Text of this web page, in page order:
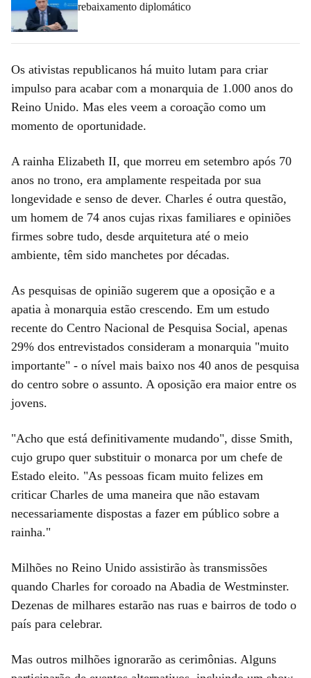
rebaixamento diplomático
Os ativistas republicanos há muito lutam para criar
impulso para acabar com a monarquia de 1.000 anos do
Reino Unido. Mas eles veem a coroação como um
momento de oportunidade.
A rainha Elizabeth II, que morreu em setembro após 70
anos no trono, era amplamente respeitada por sua
longevidade e senso de dever. Charles é outra questão,
um homem de 74 anos cujas rixas familiares e opiniões
firmes sobre tudo, desde arquitetura até o meio
ambiente, têm sido manchetes por décadas.
As pesquisas de opinião sugerem que a oposição e a
apatia à monarquia estão crescendo. Em um estudo
recente do Centro Nacional de Pesquisa Social, apenas
29% dos entrevistados consideram a monarquia "muito
importante" - o nível mais baixo nos 40 anos de pesquisa
do centro sobre o assunto. A oposição era maior entre os
jovens.
"Acho que está definitivamente mudando", disse Smith,
cujo grupo quer substituir o monarca por um chefe de
Estado eleito. "As pessoas ficam muito felizes em
criticar Charles de uma maneira que não estavam
necessariamente dispostas a fazer em público sobre a
rainha."
Milhões no Reino Unido assistirão às transmissões
quando Charles for coroado na Abadia de Westminster.
Dezenas de milhares estarão nas ruas e bairros de todo o
país para celebrar.
Mas outros milhões ignorarão as cerimônias. Alguns